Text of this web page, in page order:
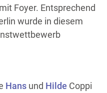
Foyer. Entsprechend
wurde in diesem
Hansund Hilde Coppi